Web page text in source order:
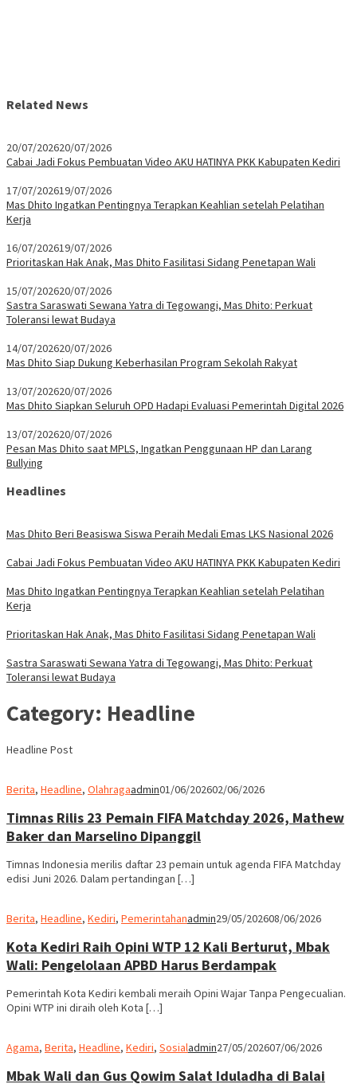
Related News
20/07/202620/07/2026
Cabai Jadi Fokus Pembuatan Video AKU HATINYA PKK Kabupaten Kediri
17/07/202619/07/2026
Mas Dhito Ingatkan Pentingnya Terapkan Keahlian setelah Pelatihan
Kerja
16/07/202619/07/2026
Prioritaskan Hak Anak, Mas Dhito Fasilitasi Sidang Penetapan Wali
15/07/202620/07/2026
Sastra Saraswati Sewana Yatra di Tegowangi, Mas Dhito: Perkuat
Toleransi lewat Budaya
14/07/202620/07/2026
Mas Dhito Siap Dukung Keberhasilan Program Sekolah Rakyat
13/07/202620/07/2026
Mas Dhito Siapkan Seluruh OPD Hadapi Evaluasi Pemerintah Digital 2026
13/07/202620/07/2026
Pesan Mas Dhito saat MPLS, Ingatkan Penggunaan HP dan Larang
Bullying
Headlines
Mas Dhito Beri Beasiswa Siswa Peraih Medali Emas LKS Nasional 2026
Cabai Jadi Fokus Pembuatan Video AKU HATINYA PKK Kabupaten Kediri
Mas Dhito Ingatkan Pentingnya Terapkan Keahlian setelah Pelatihan
Kerja
Prioritaskan Hak Anak, Mas Dhito Fasilitasi Sidang Penetapan Wali
Sastra Saraswati Sewana Yatra di Tegowangi, Mas Dhito: Perkuat
Toleransi lewat Budaya
Category: Headline
Headline Post
Berita, Headline, Olahragaadmin01/06/202602/06/2026
Timnas Rilis 23 Pemain FIFA Matchday 2026, Mathew
Baker dan Marselino Dipanggil
Timnas Indonesia merilis daftar 23 pemain untuk agenda FIFA Matchday
edisi Juni 2026. Dalam pertandingan […]
Berita, Headline, Kediri, Pemerintahanadmin29/05/202608/06/2026
Kota Kediri Raih Opini WTP 12 Kali Berturut, Mbak
Wali: Pengelolaan APBD Harus Berdampak
Pemerintah Kota Kediri kembali meraih Opini Wajar Tanpa Pengecualian.
Opini WTP ini diraih oleh Kota […]
Agama, Berita, Headline, Kediri, Sosialadmin27/05/202607/06/2026
Mbak Wali dan Gus Qowim Salat Iduladha di Balai